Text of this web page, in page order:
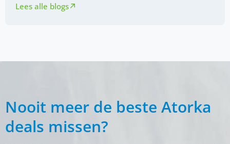
Lees alle blogs
Nooit meer de beste Atorka
deals missen?